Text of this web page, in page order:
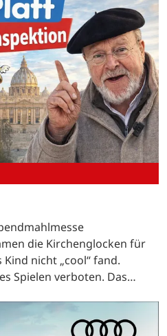
die Kirchenglocken für
nicht „cool“ fand.
Spielen verboten. Das
gabs Hering und